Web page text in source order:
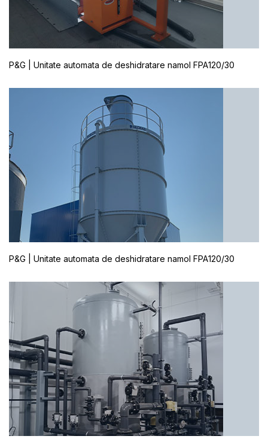
P&G | Unitate automata de deshidratare namol FPA120/30
P&G | Unitate automata de deshidratare namol FPA120/30